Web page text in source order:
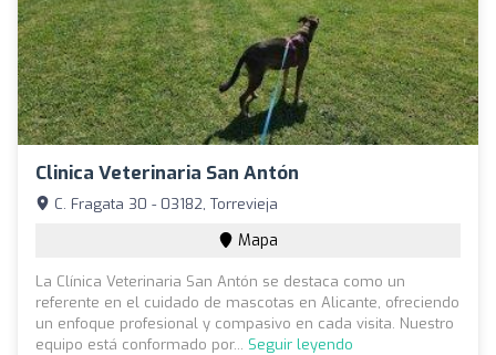
Clinica Veterinaria San Antón
C. Fragata 30 - 03182, Torrevieja
Mapa
La Clínica Veterinaria San Antón se destaca como un
referente en el cuidado de mascotas en Alicante, ofreciendo
un enfoque profesional y compasivo en cada visita. Nuestro
equipo está conformado por... Seguir leyendo